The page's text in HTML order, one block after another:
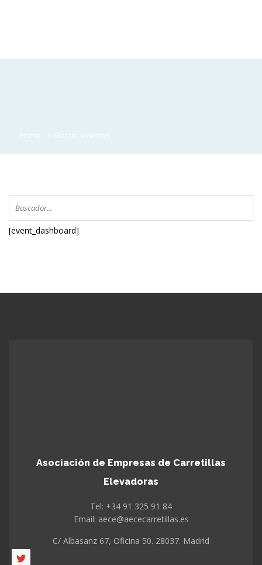
Home Gestor eventos
[event_dashboard]
Asociación de Empresas de Carretillas
Elevadoras
Tel: +34 91 325 91 84
Email: aece@aececarretillas.es
C/ Albasanz 67, Oficina 50. 28037. Madrid